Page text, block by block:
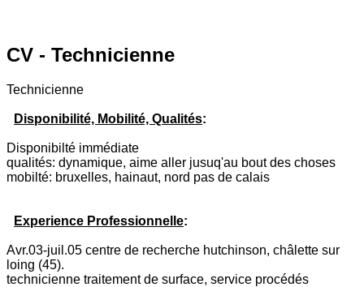
CV - Technicienne
Technicienne
Disponibilité, Mobilité, Qualités:
Disponibilté immédiate
qualités: dynamique, aime aller jusuq'au bout des choses
mobilté: bruxelles, hainaut, nord pas de calais
Experience Professionnelle:
Avr.03-juil.05 centre de recherche hutchinson, châlette sur
loing (45).
technicienne traitement de surface, service procédés